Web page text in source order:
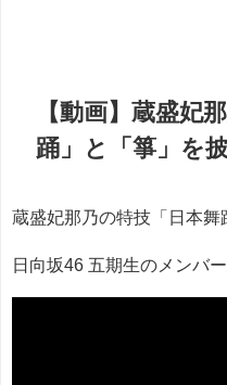
【動画】蔵盛妃
踊」と「箏」を
蔵盛妃那乃の特技「日本舞
日向坂46 五期生のメンバ